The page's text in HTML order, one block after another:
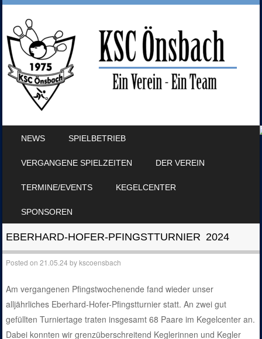
NEWS SPIELBETRIEB
VERGANGENE SPIELZEITEN DER VEREIN
TERMINE/EVENTS KEGELCENTER
SPONSOREN
EBERHARD-HOFER-PFINGSTTURNIER 2024
Posted on21.05.24 bykscoensbach
Am vergangenen Pfingstwochenende fand wieder unser
alljährliches Eberhard-Hofer-Pfingstturnier statt. An zwei gut
gefüllten Turniertage traten insgesamt 68 Paare im Kegelcenter an.
Dabei konnten wir grenzüberschreitend Keglerinnen und Kegler